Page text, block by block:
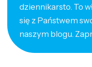
dziennikarsto. To
się z Państwem
naszym blogu.